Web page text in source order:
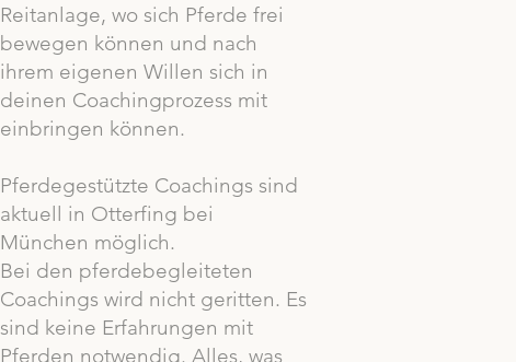
Reitanlage, wo sich Pferde frei
bewegen können und nach
ihrem eigenen Willen sich in
deinen Coachingprozess mit
einbringen können.
Pferdegestützte Coachings sind
aktuell in Otterfing bei
München möglich.
Bei den pferdebegleiteten
Coachings wird nicht geritten. Es
sind keine Erfahrungen mit
Pferden notwendig. Alles, was